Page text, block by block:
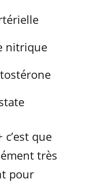
nitrique
que
très
pour